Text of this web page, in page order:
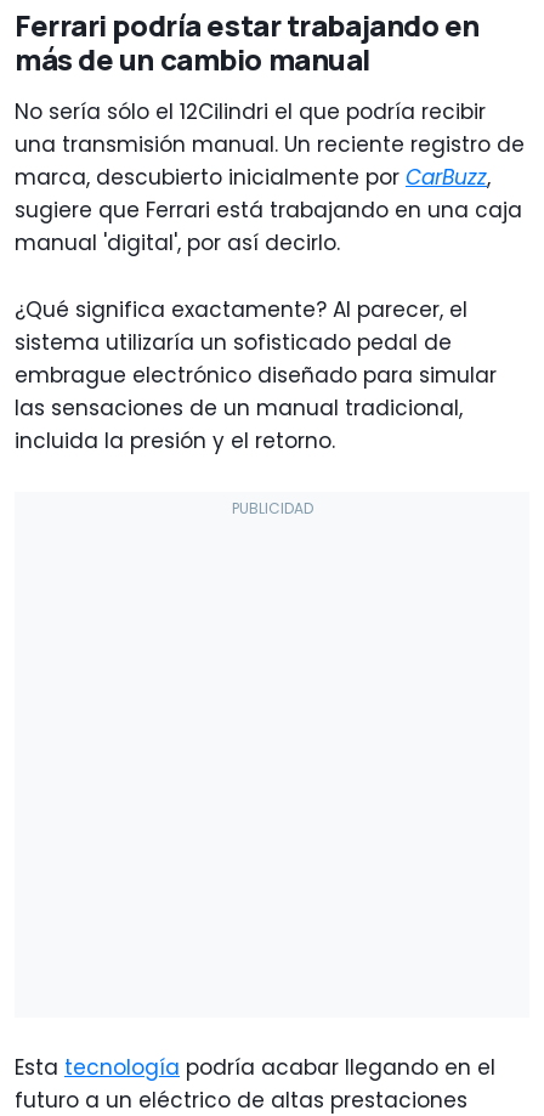
Ferrari podría estar trabajando en
más de un cambio manual
No sería sólo el 12Cilindri el que podría recibir
una transmisión manual. Un reciente registro de
marca, descubierto inicialmente por CarBuzz,
sugiere que Ferrari está trabajando en una caja
manual 'digital', por así decirlo.
¿Qué significa exactamente? Al parecer, el
sistema utilizaría un sofisticado pedal de
embrague electrónico diseñado para simular
las sensaciones de un manual tradicional,
incluida la presión y el retorno.
Esta tecnología podría acabar llegando en el
futuro a un eléctrico de altas prestaciones